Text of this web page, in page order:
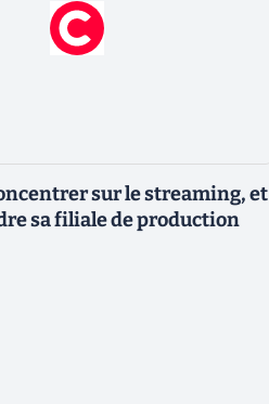
sur le streaming, et
sa filiale de production